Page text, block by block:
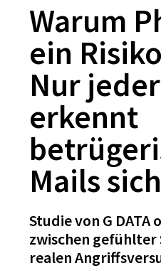
Warum
ein
Nur
erkennt
Mails
Studie von G
zwischen gefühlter
realen